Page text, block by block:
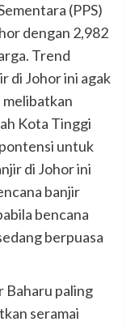
(PPS)
dengan 2,982
Trend
di Johor ini agak
melibatkan
Kota Tinggi
untuk
di Johor ini
banjir
bencana
berpuasa
Baharu paling
seramai